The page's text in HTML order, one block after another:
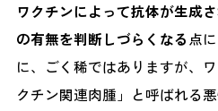
ワクチンによって抗体が生成
の有無を判断しづらくなる 点
に、ごく稀ではありますが、
クチン関連肉腫」と呼ばれる